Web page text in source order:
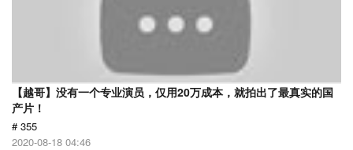
【越哥】没有一个专业演员，仅用20万成本，就拍出了最真实的国
产片！
# 355
2020-08-18 04:46